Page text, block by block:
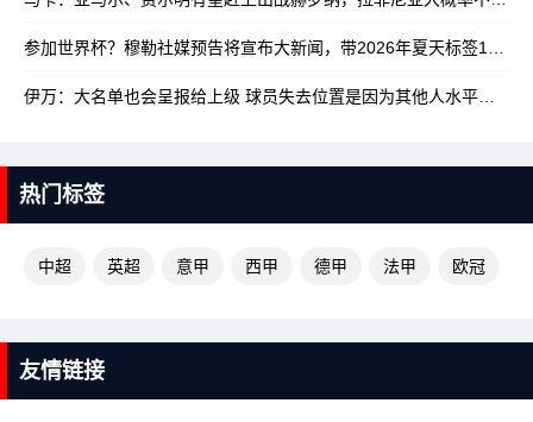
参加世界杯？穆勒社媒预告将宣布大新闻，带2026年夏天标签10/17
热门标签
中超 英超 意甲 西甲 德甲 法甲 欧冠
友情链接